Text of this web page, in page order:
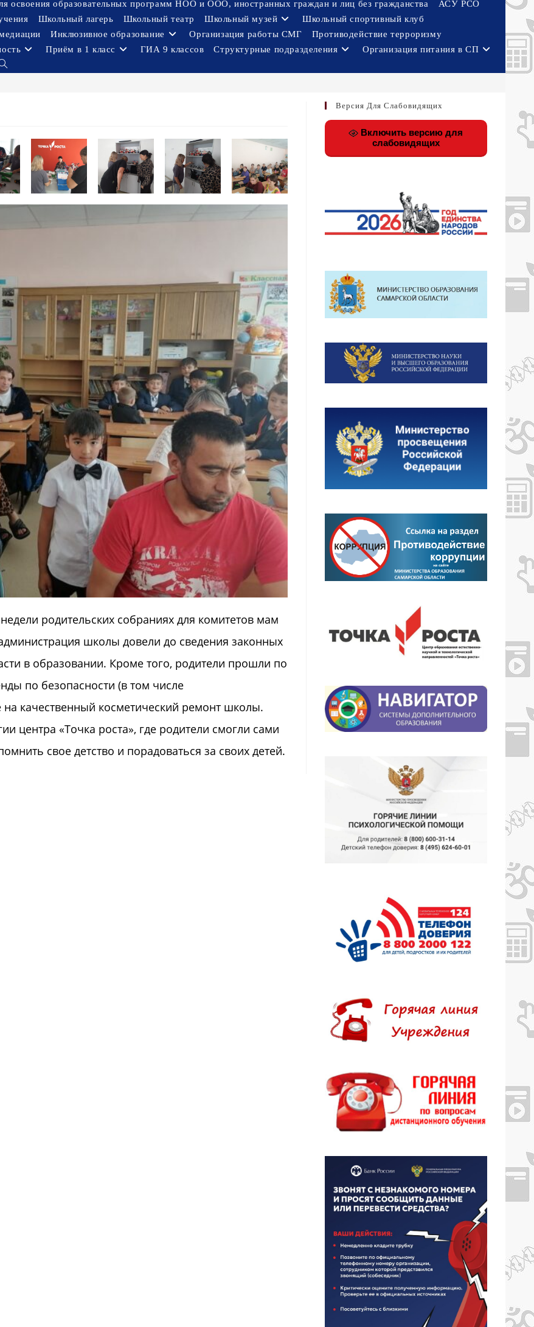
освоения образовательных программ НОО и ООО, иностранных граждан и лиц без гражданства
АСУ РСО
Школьный лагерь Школьный театр Школьный музей
Школьный спортивный клуб
Инклюзивное образование Организация работы СМГ
Противодействие терроризму
Приём в 1 класс ГИА 9 классов Структурные подразделения
Организация питания в СП
родительских собраниях для комитетов мам
школы довели до сведения законных
в образовании. Кроме того, родители прошли по
по безопасности (в том числе
качественный косметический ремонт школы.
центра «Точка роста», где родители смогли сами
свое детство и порадоваться за своих детей.
Версия Для Слабовидящих
Включить версию для
слабовидящих